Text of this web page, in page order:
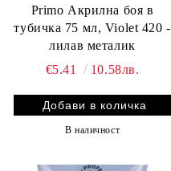
Primo Акрилна боя в
тубичка 75 мл, Violet 420 -
лилав металик
€5.41
10.58лв.
В наличност